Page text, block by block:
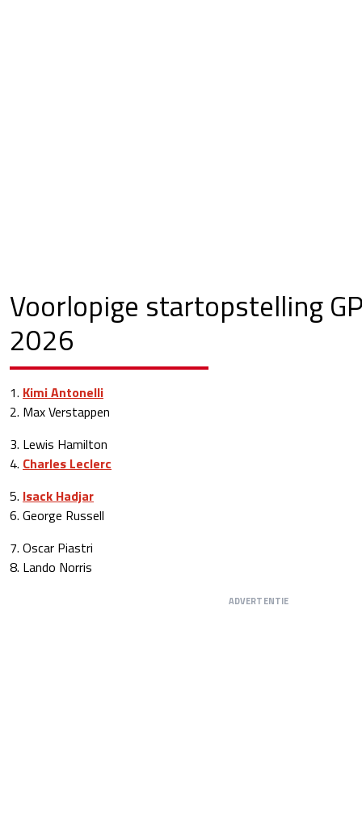
Voorlopige startopstelling
2026
1. Kimi Antonelli
2. Max Verstappen
3. Lewis Hamilton
4. Charles Leclerc
5. Isack Hadjar
6. George Russell
7. Oscar Piastri
8. Lando Norris
ADVERTENTIE